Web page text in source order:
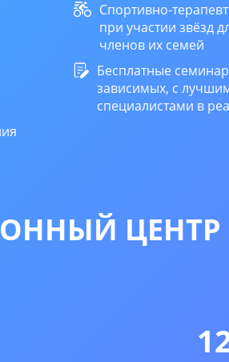
Спортивно-
при участии звёзд
членов их семей
Бесплатные
зависимых, с
специалистами в